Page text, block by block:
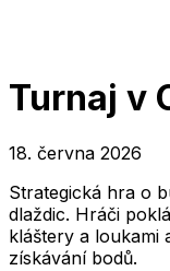
Turnaj v
18. června 2026
Strategická hra o
dlaždic. Hráči
kláštery a loukami
získávání bodů.